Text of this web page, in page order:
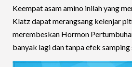
Keempat asam amino inilah yang
Klatz dapat merangsang kelenjar
merembeskan Hormon
banyak lagi dan tanpa efek samping